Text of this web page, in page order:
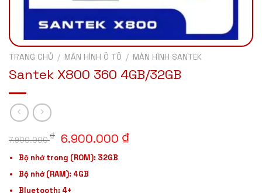
TRANG CHỦ / MÀN HÌNH Ô TÔ / MÀN HÌNH SANTEK
Santek X800 360 4GB/32GB
7.900.000
₫ Giá
gốc
là:
7.900.000 ₫.
6.900.000 ₫Giá
Bộ nhớ trong (ROM): 32GB
Bộ nhớ (RAM): 4GB
Bluetooth: 4+